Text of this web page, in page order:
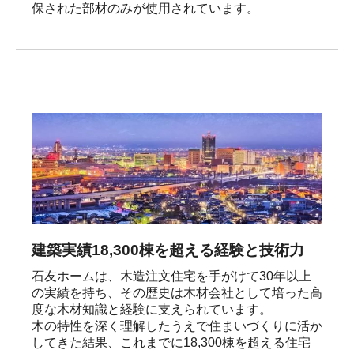
保された部材のみが使用されています。
建築実績18,300棟を超える経験と技術力
石友ホームは、木造注文住宅を手がけて30年以上
の実績を持ち、その歴史は木材会社として培った高
度な木材知識と経験に支えられています。
木の特性を深く理解したうえで住まいづくりに活か
してきた結果、これまでに18,300棟を超える住宅